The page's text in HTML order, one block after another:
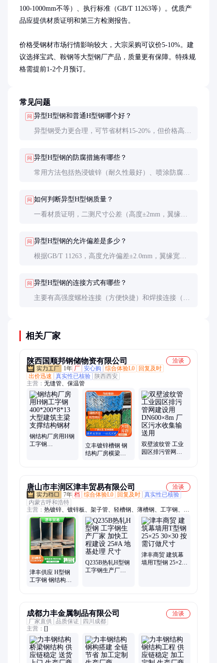
100-1000mm不等）、执行标准（GB/T 11263等）。优质产
品应提供材质证明和第三方检测报告。
价格受钢材市场行情影响较大，大宗采购可议价5-10%。建
议选择宝武、鞍钢等大型钢厂产品，质量更有保障。特殊规
格需提前1-2个月预订。
常见问题
问 异型H型钢和普通H型钢哪个好？
异型钢受力更合理，可节省材料15-20%，但价格高5-
问 异型H型钢的防腐措施有哪些？
常用方法包括热浸镀锌（耐久性最好）、喷涂防腐涂
问 如何判断异型H型钢质量？
一看材质证明，二测尺寸公差（高度±2mm，翼缘宽
问 异型H型钢的允许偏差是多少？
根据GB/T 11263，高度允许偏差±2.0mm，翼缘宽度
问 异型H型钢的连接方式有哪些？
主要有高强度螺栓连接（方便快捷）和焊接连接（整
相关厂家
陕西国顺邦钢储物资有限公司
洽谈
1年 厂 安心购 综合体验L0
回复及时
出价迅速
真实性已核验
陕西西安
主营： 无缝管、保温管
钢结构厂房用H钢
工字钢
立丰镀锌槽钢 钢
结构厂房横梁支
双壁波纹管 工业
园区排污管网建
唐山市丰润区津丰贸易有限公司
洽谈
7年 档 综合体验L0 回复及时 真实性已核验
内蒙古呼和浩特
主营： 热镀锌、镀锌板、架子管、轻槽钢、薄槽钢、工字钢、钢
板桩、薄角钢、美标槽钢、欧标槽钢、镀锌花纹板
津丰供应 H型钢
工字钢 钢结构用
Q235B热轧H型钢
工字钢生产厂家
津丰商贸 建筑幕
墙用T型钢 25×25
成都力丰金属制品有限公司
洽谈
厂家直供 品质保证
四川成都
主营： []